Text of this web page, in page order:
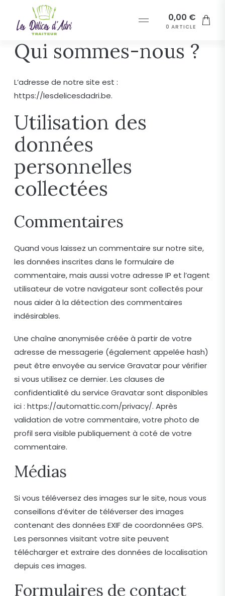
contenu
à
navigation
au
contenu
0,00 €
0 ARTICLE
Qui sommes-nous ?
L’adresse de notre site est :
https://lesdelicesdadri.be.
Utilisation des
données
personnelles
collectées
Commentaires
Quand vous laissez un commentaire sur notre site,
les données inscrites dans le formulaire de
commentaire, mais aussi votre adresse IP et l’agent
utilisateur de votre navigateur sont collectés pour
nous aider à la détection des commentaires
indésirables.
Une chaîne anonymisée créée à partir de votre
adresse de messagerie (également appelée hash)
peut être envoyée au service Gravatar pour vérifier
si vous utilisez ce dernier. Les clauses de
confidentialité du service Gravatar sont disponibles
ici : https://automattic.com/privacy/. Après
validation de votre commentaire, votre photo de
profil sera visible publiquement à coté de votre
commentaire.
Médias
Si vous téléversez des images sur le site, nous vous
conseillons d’éviter de téléverser des images
contenant des données EXIF de coordonnées GPS.
Les personnes visitant votre site peuvent
télécharger et extraire des données de localisation
depuis ces images.
Formulaires de contact